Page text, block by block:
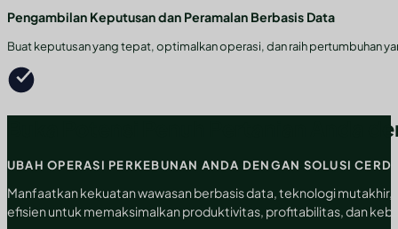
Pengambilan Keputusan dan Peramalan Berbasis Data
Buat keputusan yang tepat, optimalkan operasi, dan raih pertumbuhan
Buka Potensi Penuh Pertanian Anda
UBAH OPERASI PERKEBUNAN ANDA DENGAN SOLUSI
Manfaatkan kekuatan wawasan berbasis data, teknologi mutakhir,
efisien untuk memaksimalkan produktivitas, profitabilitas, dan